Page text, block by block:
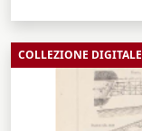
COLLEZIONE DIGITALE